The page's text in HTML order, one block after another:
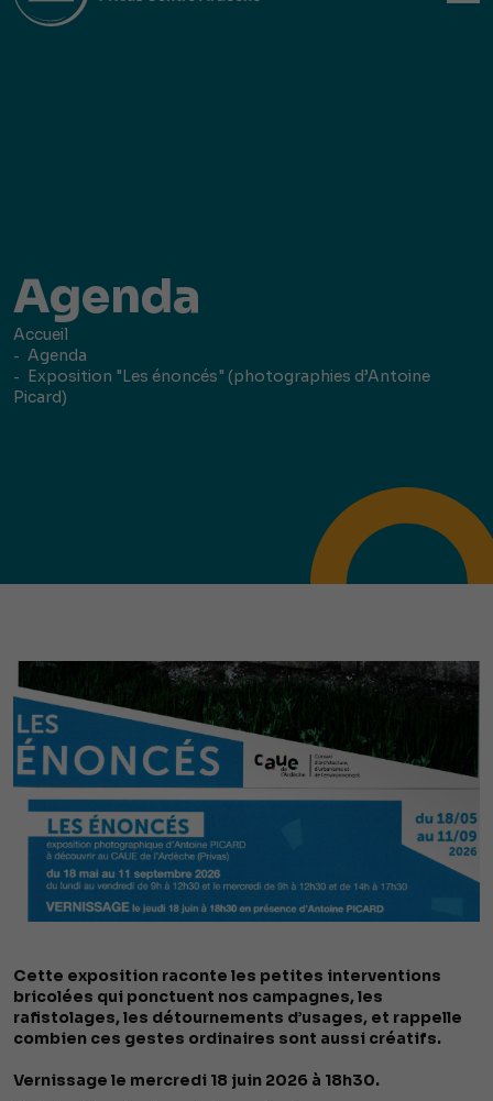
Agenda
Accueil
Agenda
Exposition "Les énoncés" (photographies d’Antoine
Picard)
Cette exposition raconte les petites interventions
bricolées qui ponctuent nos campagnes, les
rafistolages, les détournements d’usages, et rappelle
combien ces gestes ordinaires sont aussi créatifs.
Vernissage le mercredi 18 juin 2026 à 18h30.